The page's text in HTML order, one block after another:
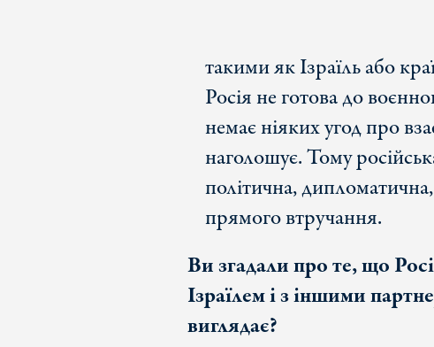
такими як Ізраїль або
Росія не готова до
немає ніяких угод про
наголошує. Тому
політична,
прямого втручання.
Ви згадали про те, що
Ізраїлем і з іншими
виглядає?